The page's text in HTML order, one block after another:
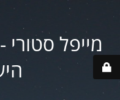
מייפל